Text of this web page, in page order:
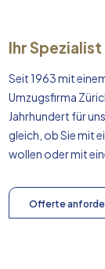
Ihr
Seit 1963 mit
Umzugsfirma
Jahrhundert für
gleich, ob Sie mit
wollen oder mit
Offerte